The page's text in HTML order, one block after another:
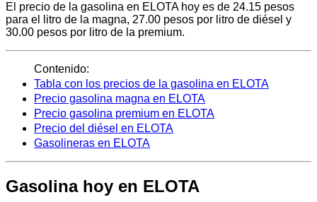
El precio de la gasolina en ELOTA hoy es de 24.15 pesos
para el litro de la magna, 27.00 pesos por litro de diésel y
30.00 pesos por litro de la premium.
Contenido:
Tabla con los precios de la gasolina en ELOTA
Precio gasolina magna en ELOTA
Precio gasolina premium en ELOTA
Precio del diésel en ELOTA
Gasolineras en ELOTA
Gasolina hoy en ELOTA